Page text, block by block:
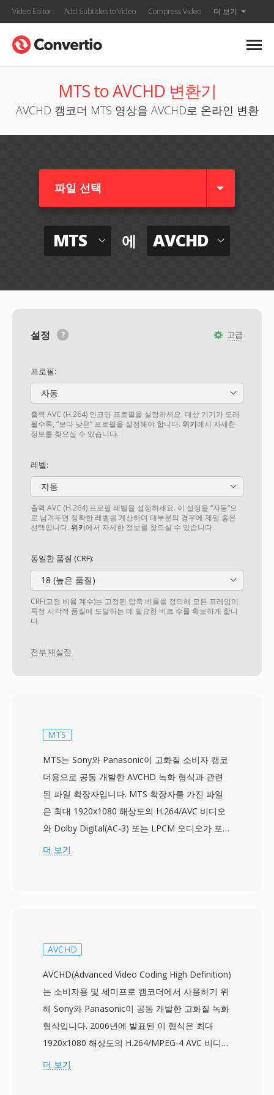
Video Editor Add Subtitles to Video Compress Video 더 보기
MTS to AVCHD 변환기
AVCHD 캠코더 MTS 영상을 AVCHD로 온라인 변환
파일 선택
MTS 에 AVCHD
고급
설정
프로필:
자동
출력 AVC (H.264) 인코딩 프로필을 설정하세요. 대상 기기가 오래
될수록, “보다 낮은” 프로필을 설정해야 합니다. 위키에서 자세한
정보를 찾으실 수 있습니다.
레벨:
자동
출력 AVC (H.264) 프로필 레벨을 설정하세요. 이 설정을 “자동”으
로 남겨두면 정확한 레벨을 계산하며 대부분의 경우에 제일 좋은
선택입니다. 위키에서 자세한 정보를 찾으실 수 있습니다.
동일한 품질 (CRF):
18 (높은 품질)
CRF(고정 비율 계수)는 고정된 압축 비율을 정의해 모든 프레임이
특정 시각적 품질에 도달하는 데 필요한 비트 수를 확보하게 합니
다.
전부 재설정
MTS
MTS는 Sony와 Panasonic이 고화질 소비자 캠코
더용으로 공동 개발한 AVCHD 녹화 형식과 관련
된 파일 확장자입니다. MTS 확장자를 가진 파일
은 최대 1920x1080 해상도의 H.264/AVC 비디오
와 Dolby Digital(AC-3) 또는 LPCM 오디오가 포함
된 MPEG-2 전송 스트림 데이터를 담고 있습니다.
코더는 MTS 파일을 메모리 카드나 내부 저장 장
내 재생을 위해 클립을 정리하는 인덱스 및 재생목
록 파일이 함께 저장됩니다. 전송 스트림 패키징에
는 오디오-비디오 동기화 유지에 중요한 타이밍
정보가 포함되며, 효율적인 탐색을 위한 랜덤 액세
스 포인트 등의 기능을 지원합니다. MTS 녹화는
카메라 센서가 캡처한 전체 품질을 보존하여, 편집
더 보기
AVCHD
AVCHD(Advanced Video Coding High Definition)
는 소비자용 및 세미프로 캠코더에서 사용하기 위
해 Sony와 Panasonic이 공동 개발한 고화질 녹화
형식입니다. 2006년에 발표된 이 형식은 최대
1920x1080 해상도의 H.264/MPEG-4 AVC 비디오
와 Dolby Digital 또는 비압축 LPCM 오디오를
더 보기